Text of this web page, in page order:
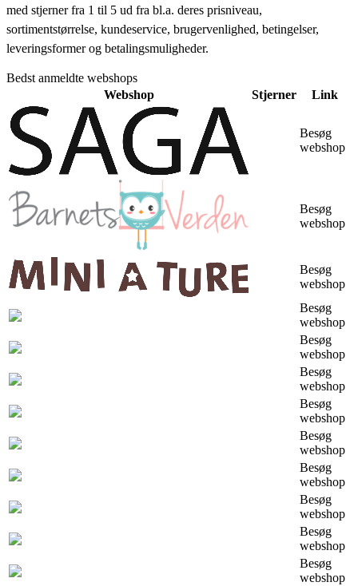
med stjerner fra 1 til 5 ud fra bl.a. deres prisniveau,
sortimentstørrelse, kundeservice, brugervenlighed, betingelser,
leveringsformer og betalingsmuligheder.
Bedst anmeldte webshops
Webshop
Stjerner Link
Besøg
webshop
Besøg
webshop
Besøg
webshop
Besøg
webshop
Besøg
webshop
Besøg
webshop
Besøg
webshop
Besøg
webshop
Besøg
webshop
Besøg
webshop
Besøg
webshop
Besøg
webshop